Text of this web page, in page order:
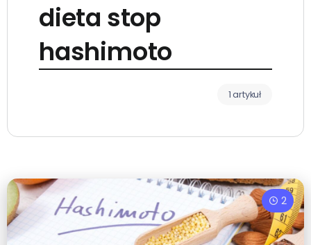
dieta stop
hashimoto
1 artykuł
2